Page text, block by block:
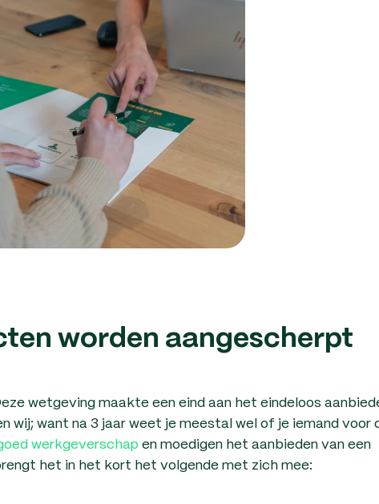
worden aangescherpt
wetgeving maakte een eind aan het eindeloos
wij; want na 3 jaar weet je meestal wel of je iemand voor
werkgeverschapen moedigen het aanbieden van een
het in het kort het volgende met zich mee: